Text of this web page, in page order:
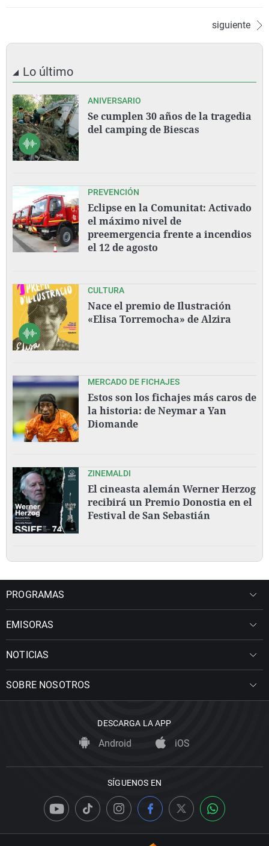
siguiente
Lo último
ANIVERSARIO
Se cumplen 30 años de la tragedia
del camping de Biescas
PREVENCIÓN
Eclipse en la Comunitat: Activado
el máximo nivel de
preemergencia frente a incendios
el 12 de agosto
CULTURA
Nace el premio de Ilustración
«Elisa Torremocha» de Alzira
MERCADO DE FICHAJES
Estos son los fichajes más caros de
la historia: de Neymar a Yan
Diomande
ZINEMALDI
El cineasta alemán Werner Herzog
recibirá un Premio Donostia en el
Festival de San Sebastián
PROGRAMAS
EMISORAS
NOTICIAS
SOBRE NOSOTROS
DESCARGA LA APP
Android iOS
SÍGUENOS EN